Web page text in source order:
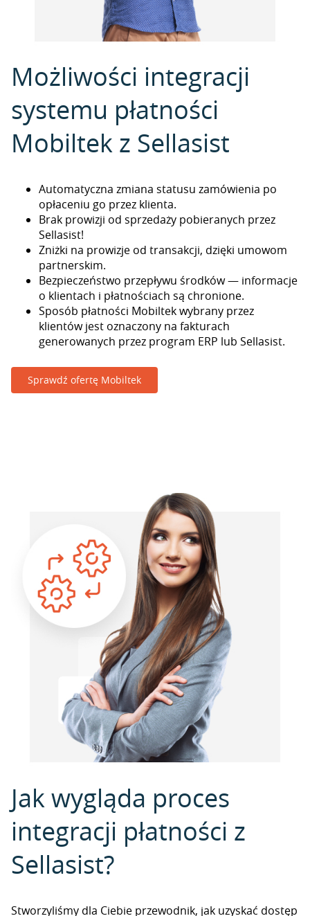
Możliwości integracji
systemu płatności
Mobiltek z Sellasist
Automatyczna zmiana statusu zamówienia po
opłaceniu go przez klienta.
Brak prowizji od sprzedaży pobieranych przez
Sellasist!
Zniżki na prowizje od transakcji, dzięki umowom
partnerskim.
Bezpieczeństwo przepływu środków — informacje
o klientach i płatnościach są chronione.
Sposób płatności Mobiltek wybrany przez
klientów jest oznaczony na fakturach
generowanych przez program ERP lub Sellasist.
Sprawdź ofertę Mobiltek
Jak wygląda proces
integracji płatności z
Sellasist?
Stworzyliśmy dla Ciebie przewodnik, jak uzyskać dostęp